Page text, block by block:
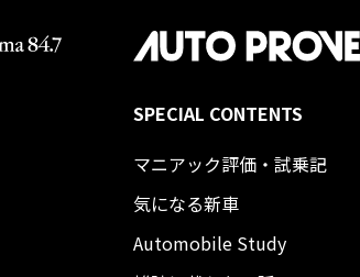
SPECIAL CONTENTS
マニアック評価・試乗記
気になる新車
Automobile Study